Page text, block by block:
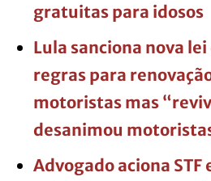
gratuitas para idosos
Lula sanciona nova
regras para
motoristas mas
desanimou
Advogado aciona STF